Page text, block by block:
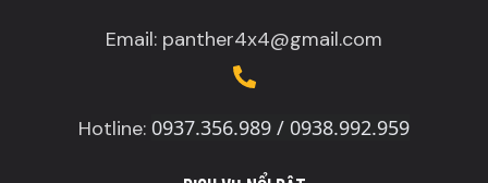
Email: panther4x4@gmail.com
Hotline: 0937.356.989 / 0938.992.959